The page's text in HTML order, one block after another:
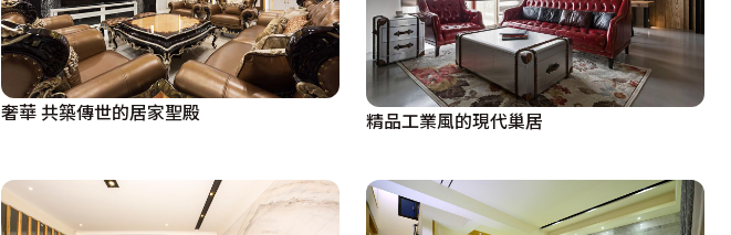
奢華 共築傳世的居家聖殿 精品工業風的現代巢居